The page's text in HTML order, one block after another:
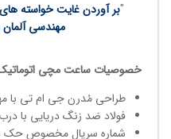
"بر آوردن غایت خواسته
مهندسی
خصوصیات ساعت مچی
طراحی مُدرن جی ام تی با
فولاد ضد زنگ دریایی با
شماره سریال مخصوص